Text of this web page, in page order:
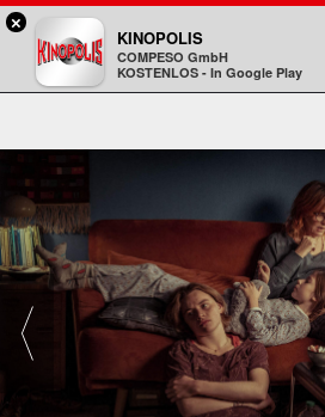
Kinopolis
×
KINOPOLIS
COMPESO GmbH
KOSTENLOS - In Google Play